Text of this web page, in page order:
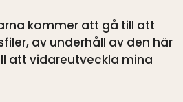
kommer att gå till att
av underhåll av den här
att vidareutveckla mina